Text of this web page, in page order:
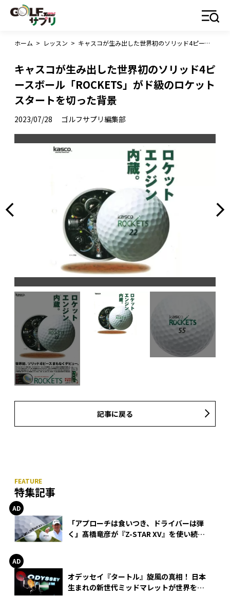
ホーム > レッスン > キャスコが生み出した世界初のソリッド4ピースボール「ROCKETS」がド級のロケットスタートを切った背景
キャスコが生み出した世界初のソリッド4ピ
ースボール「ROCKETS」がド級のロケット
スタートを切った背景
2023/07/28 ゴルフサプリ編集部
記事に戻る
特集記事
「アプローチは食いつき、ドライバーは弾
く」髙橋竜彦が『Z-STAR XV』を使い続け
オデッセイ『タートル』旋風の真相！ 日本
生まれの新世代ミッドマレットが世界を席